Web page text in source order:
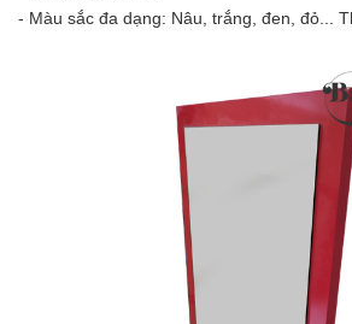
- Màu sắc đa dạng: Nâu, trắng, đen, đỏ...